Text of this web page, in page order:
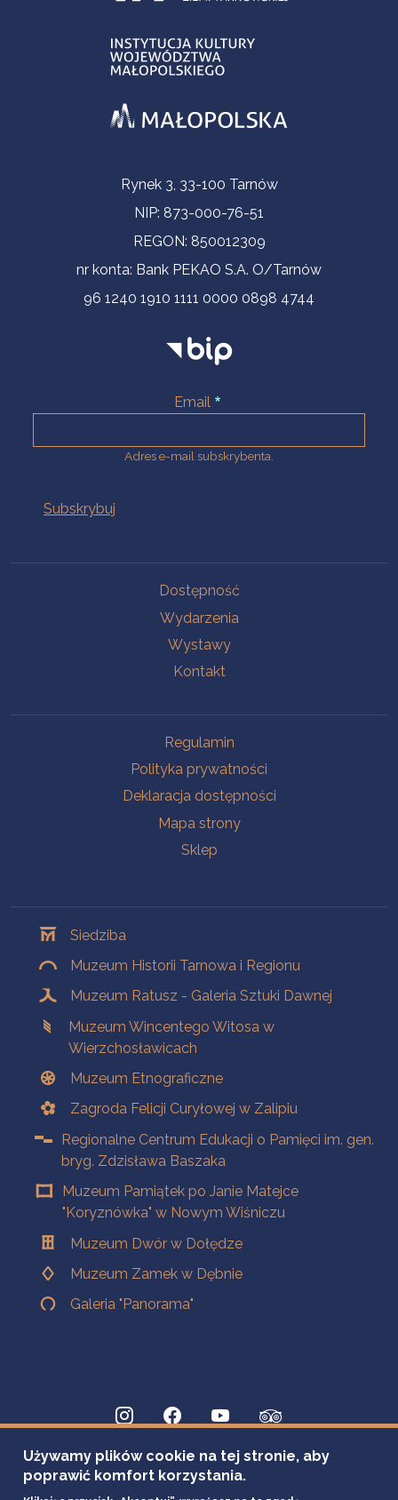
Informacje kontaktoweRynek 3, 33-100 Tarnów
NIP: 873-000-76-51
REGON: 850012309
nr konta: Bank PEKAO S.A. O/Tarnów
96 1240 1910 1111 0000 0898 4744
Email
Adres e-mail subskrybenta.
Dostępność
Wydarzenia
Wystawy
Kontakt
Regulamin
Polityka prywatności
Deklaracja dostępności
Mapa strony
Sklep
Siedziba
Muzeum Historii Tarnowa i Regionu
Muzeum Ratusz - Galeria Sztuki Dawnej
Muzeum Wincentego Witosa w
Wierzchosławicach
Muzeum Etnograficzne
Zagroda Felicji Curyłowej w Zalipiu
Regionalne Centrum Edukacji o Pamięci im. gen.
bryg. Zdzisława Baszaka
Muzeum Pamiątek po Janie Matejce
"Koryznówka" w Nowym Wiśniczu
Muzeum Dwór w Dołędze
Muzeum Zamek w Dębnie
Galeria "Panorama"
Używamy plików cookie na tej stronie, aby
poprawić komfort korzystania.